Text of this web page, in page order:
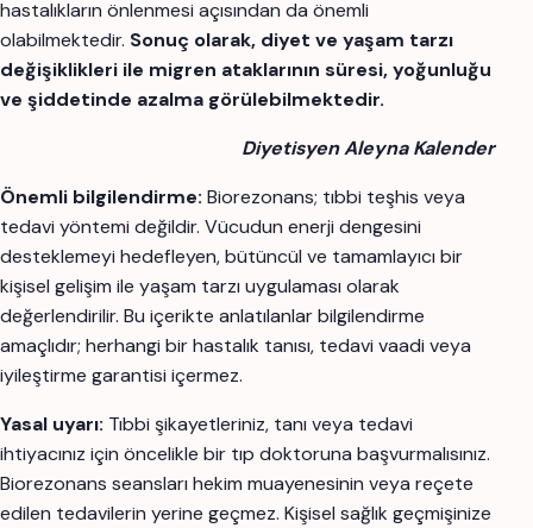
hastalıkların önlenmesi açısından da önemli
olabilmektedir. Sonuç olarak, diyet ve yaşam tarzı
değişiklikleri ile migren ataklarının süresi, yoğunluğu
ve şiddetinde azalma görülebilmektedir.
Diyetisyen Aleyna Kalender
Önemli bilgilendirme: Biorezonans; tıbbi teşhis veya
tedavi yöntemi değildir. Vücudun enerji dengesini
desteklemeyi hedefleyen, bütüncül ve tamamlayıcı bir
kişisel gelişim ile yaşam tarzı uygulaması olarak
değerlendirilir. Bu içerikte anlatılanlar bilgilendirme
amaçlıdır; herhangi bir hastalık tanısı, tedavi vaadi veya
iyileştirme garantisi içermez.
Yasal uyarı: Tıbbi şikayetleriniz, tanı veya tedavi
ihtiyacınız için öncelikle bir tıp doktoruna başvurmalısınız.
Biorezonans seansları hekim muayenesinin veya reçete
edilen tedavilerin yerine geçmez. Kişisel sağlık geçmişinize